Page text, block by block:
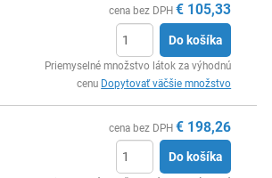
cena bez DPH € 105,33
Do košíka
Priemyselné množstvo látok za výhodnú
cenu Dopytovať väčšie množstvo
cena bez DPH € 198,26
Do košíka